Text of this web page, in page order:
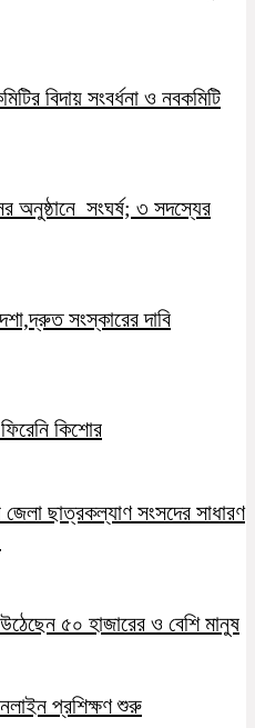
বিদায় সংবর্ধনা ও নবকমিটি
অনুষ্ঠানে সংঘর্ষ; ৩ সদস্যের
সংস্কারের দাবি
কিশোর
ছাত্রকল্যাণ সংসদের সাধারণ
৫০ হাজারের ও বেশি মানুষ
প্রশিক্ষণ শুরু